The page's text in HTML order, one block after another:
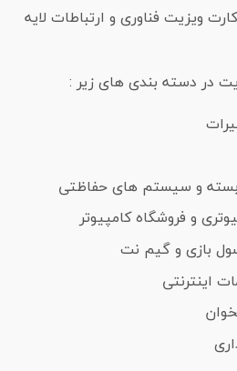
ویزیت فناوری و ارتباطات لایه
در دسته بندی های زیر :
و سیستم های حفاظتی
و فروشگاه کامپیوتر
بازی و گیم نت
اینترنتی